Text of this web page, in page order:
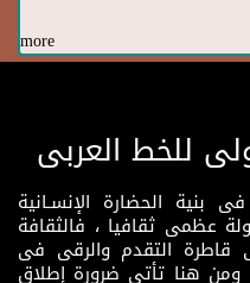
more
للخط العربى
الحضارة الإنسـانية
عظمى ثقافيا ، فالثقافة
قاطرة التقدم والرقى فى
ومن هنا تأتى ضرورة إطلاق